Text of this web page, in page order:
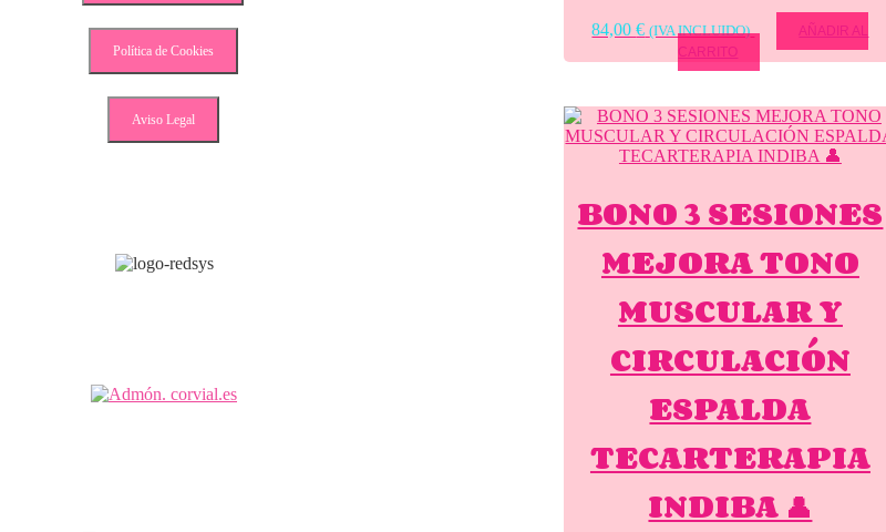
84,00€ (IVA INCLUIDO)
AÑADIR AL
CARRITO
BONO 3 SESIONES
MEJORA TONO
MUSCULAR Y
CIRCULACIÓN
ESPALDA
TECARTERAPIA
INDIBA 👤
Política de Cookies
Aviso Legal